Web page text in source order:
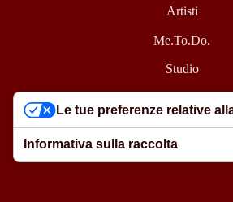
Artisti
Me.To.Do.
Studio
ChopShop
Le tue preferenze relative
Informativa sulla raccolta